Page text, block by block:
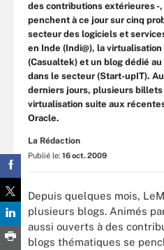
des contributions extérieures -
penchent à ce jour sur cinq
secteur des logiciels et
en Inde (Indi@), la
(Casualtek) et un blog dédié
dans le secteur (Start-upIT).
derniers jours, plusieurs
virtualisation suite aux
Oracle.
La Rédaction
Publié le: 16 oct. 2009
Depuis quelques mois,
plusieurs blogs. Animés
aussi ouverts à des
blogs thématiques se